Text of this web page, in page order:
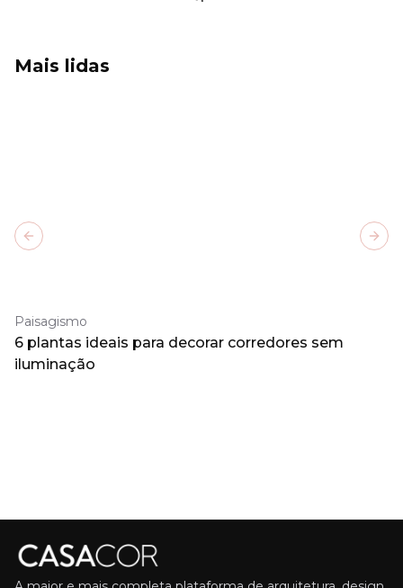
Mais lidas
Paisagismo
6 plantas ideais para decorar corredores sem
iluminação
Previous slide